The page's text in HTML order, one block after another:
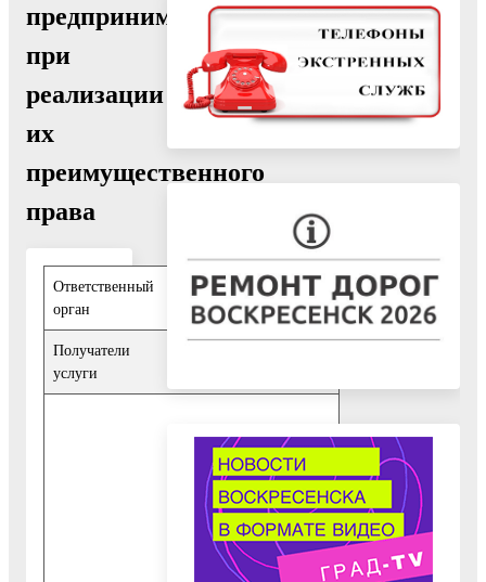
предпринимательства
при
реализации
их
преимущественного
права
Ответственный
орган
Отдел муниципальной
собственности
Получатели
услуги
предоставлении
муниципальной услуги
прилагаются
следующие документы:
Копия паспорта или